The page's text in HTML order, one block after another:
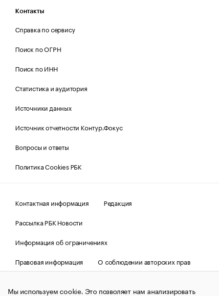
Контакты
Справка по сервису
Поиск по ОГРН
Поиск по ИНН
Статистика и аудитория
Источники данных
Источник отчетности Контур.Фокус
Вопросы и ответы
Политика Cookies РБК
Контактная информация
Редакция
Рассылка РБК Новости
Информация об ограничениях
Правовая информация
О соблюдении авторских прав
и материалы информационного агентства «РБК»
Мы используем cookie. Это позволяет нам анализировать